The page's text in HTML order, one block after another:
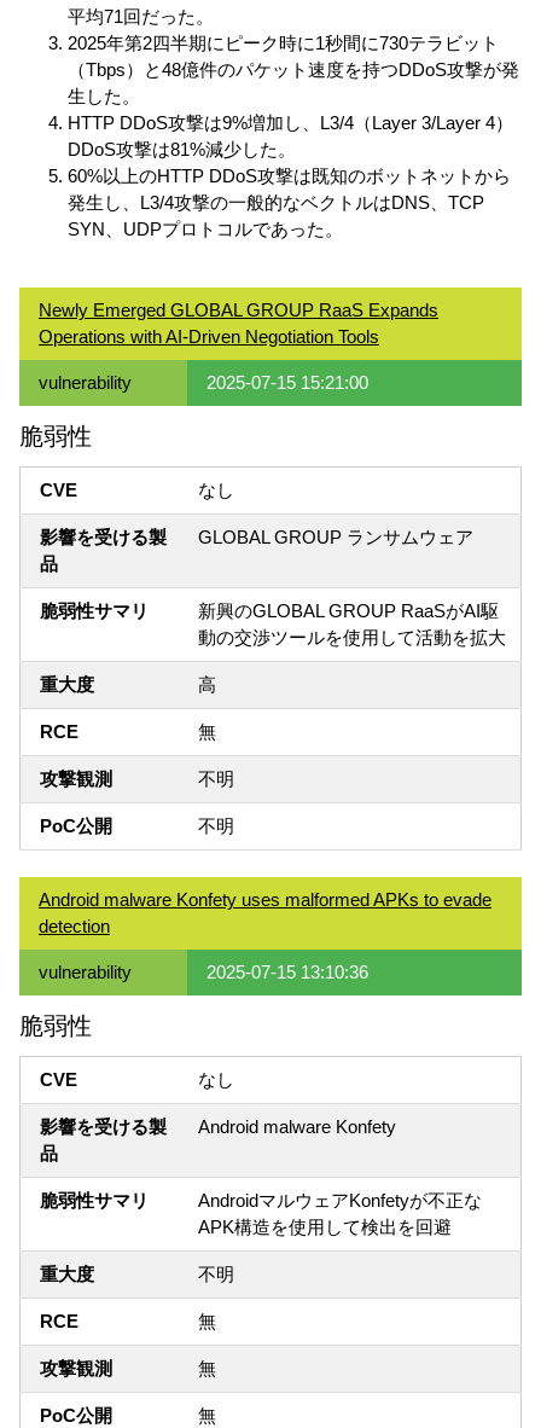
平均71回だった。
2025年第2四半期にピーク時に1秒間に730テラビット
（Tbps）と48億件のパケット速度を持つDDoS攻撃が発
生した。
HTTP DDoS攻撃は9%増加し、L3/4（Layer 3/Layer 4）
DDoS攻撃は81%減少した。
60%以上のHTTP DDoS攻撃は既知のボットネットから
発生し、L3/4攻撃の一般的なベクトルはDNS、TCP
SYN、UDPプロトコルであった。
Newly Emerged GLOBAL GROUP RaaS Expands
Operations with AI-Driven Negotiation Tools
vulnerability 2025-07-15 15:21:00
脆弱性
CVE なし
影響を受ける製
品
GLOBAL GROUP ランサムウェア
脆弱性サマリ
新興のGLOBAL GROUP RaaSがAI駆
動の交渉ツールを使用して活動を拡大
重大度 高
RCE 無
攻撃観測 不明
PoC公開 不明
Android malware Konfety uses malformed APKs to evade
detection
vulnerability 2025-07-15 13:10:36
脆弱性
CVE なし
影響を受ける製
品
Android malware Konfety
脆弱性サマリ
AndroidマルウェアKonfetyが不正な
APK構造を使用して検出を回避
重大度 不明
RCE 無
攻撃観測 無
PoC公開 無